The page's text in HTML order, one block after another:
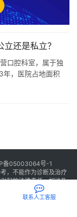
还是私立？
口腔科室，属于独
年，医院占地面积
备05003064号-1
，不能作为诊断及治疗
起的法律责任。如涉及
联系人工客服